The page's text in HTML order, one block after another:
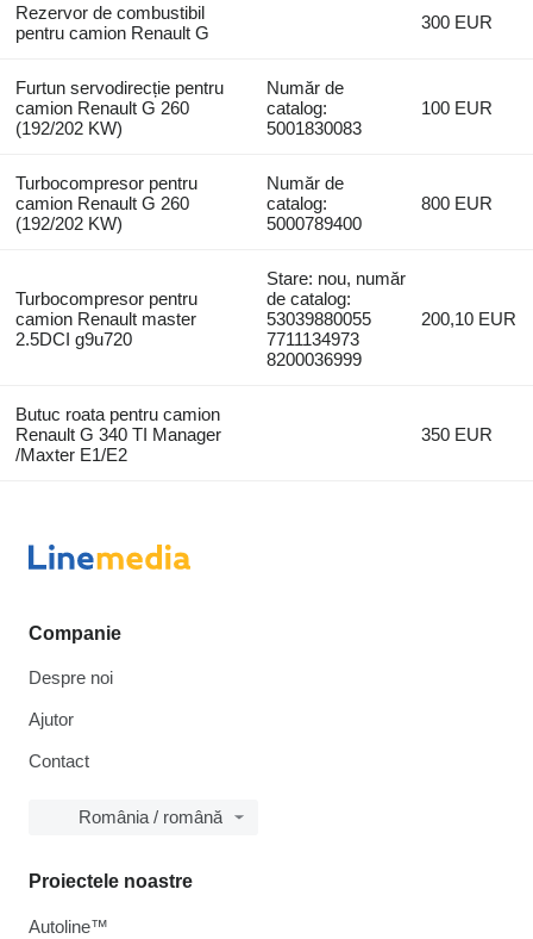
Rezervor de combustibil
pentru camion Renault G
300 EUR
Furtun servodirecție pentru
camion Renault G 260
(192/202 KW)
Număr de
catalog:
5001830083
100 EUR
Turbocompresor pentru
camion Renault G 260
(192/202 KW)
Număr de
catalog:
5000789400
800 EUR
Turbocompresor pentru
camion Renault master
2.5DCI g9u720
Stare: nou, număr
de catalog:
53039880055
7711134973
8200036999
200,10 EUR
Butuc roata pentru camion
Renault G 340 TI Manager
/Maxter E1/E2
350 EUR
Companie
Despre noi
Ajutor
Contact
România / română
Proiectele noastre
Autoline™